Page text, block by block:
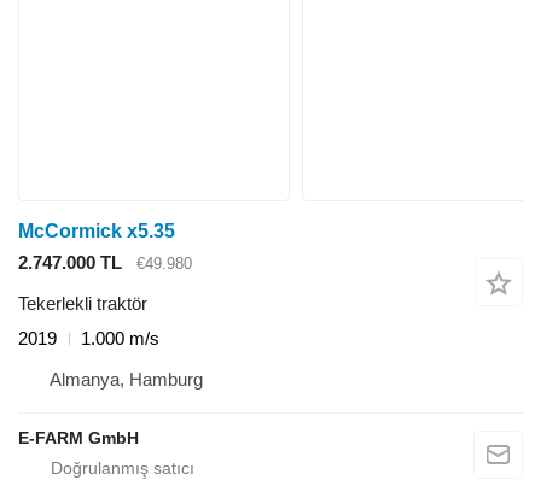
McCormick x5.35
2.747.000 TL
€49.980
Tekerlekli traktör
2019
1.000 m/s
Almanya, Hamburg
E-FARM GmbH